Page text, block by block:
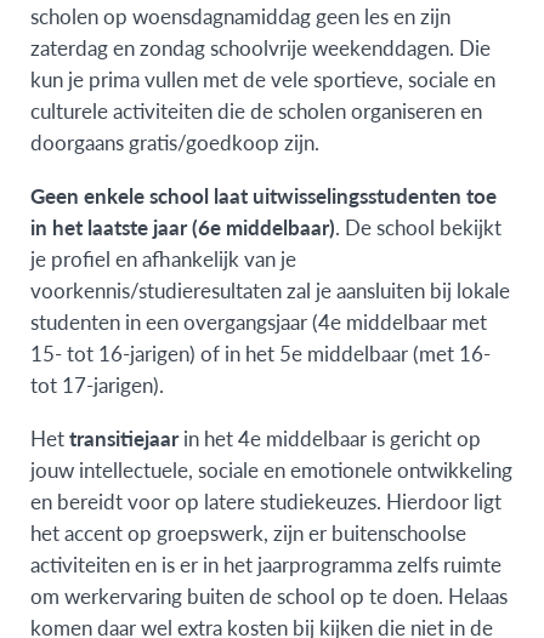
scholen op woensdagnamiddag geen les en zijn
zaterdag en zondag schoolvrije weekenddagen. Die
kun je prima vullen met de vele sportieve, sociale en
culturele activiteiten die de scholen organiseren en
doorgaans gratis/goedkoop zijn.
Geen enkele school laat uitwisselingsstudenten toe
in het laatste jaar (6e middelbaar). De school bekijkt
je profiel en afhankelijk van je
voorkennis/studieresultaten zal je aansluiten bij lokale
studenten in een overgangsjaar (4e middelbaar met
15- tot 16-jarigen) of in het 5e middelbaar (met 16-
tot 17-jarigen).
Hettransitiejaarin het 4e middelbaar is gericht op
jouw intellectuele, sociale en emotionele ontwikkeling
en bereidt voor op latere studiekeuzes. Hierdoor ligt
het accent op groepswerk, zijn er buitenschoolse
activiteiten en is er in het jaarprogramma zelfs ruimte
om werkervaring buiten de school op te doen. Helaas
komen daar wel extra kosten bij kijken die niet in de